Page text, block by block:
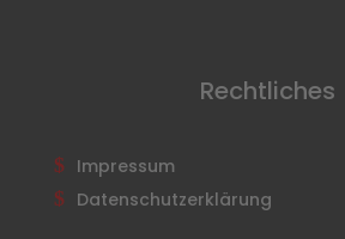
Rechtliches
Impressum
Datenschutzerklärung